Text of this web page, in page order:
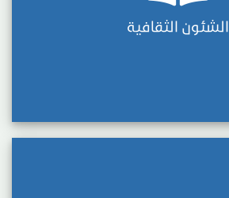
الشئون الثقافية